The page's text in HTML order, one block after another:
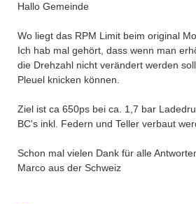
Hallo Gemeinde
Wo liegt das RPM Limit beim original
Ich hab mal gehört, dass wenn man
die Drehzahl nicht verändert werden
Pleuel knicken können.
Ziel ist ca 650ps bei ca. 1,7 bar
BC's inkl. Federn und Teller verbaut
Schon mal vielen Dank für alle
Marco aus der Schweiz